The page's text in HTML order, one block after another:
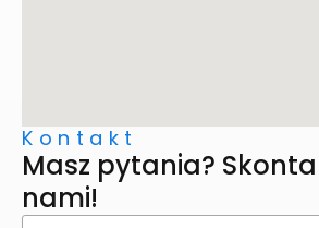
Kontakt
Masz pytania?
nami!